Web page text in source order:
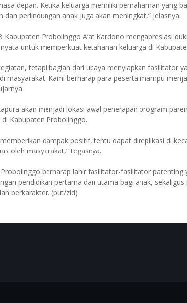
depan. Ketika keluarga memiliki pemahaman yang
dan perlindungan anak juga akan meningkat,” jelasnya.
Kabupaten Probolinggo A’at Kardono mengapresiasi
untuk memperkuat ketahanan keluarga di
tetapi bagian dari upaya menyiapkan fasilitator
masyarakat. Kami berharap para peserta mampu
akan menjadi lokasi awal penerapan program
Kabupaten Probolinggo.
dampak positif, tentu dapat direplikasi di
oleh masyarakat,” tegasnya.
berharap lahir fasilitator-fasilitator
pendidikan pertama dan utama bagi anak,
berkarakter. (put/zid)